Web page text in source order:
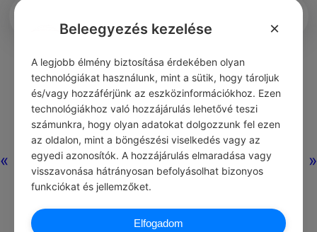
« »
Nincs még hozzászólás.
Beleegyezés kezelése ×
A legjobb élmény biztosítása érdekében olyan
technológiákat használunk, mint a sütik, hogy tároljuk
és/vagy hozzáférjünk az eszközinformációkhoz. Ezen
technológiákhoz való hozzájárulás lehetővé teszi
számunkra, hogy olyan adatokat dolgozzunk fel ezen
az oldalon, mint a böngészési viselkedés vagy az
egyedi azonosítók. A hozzájárulás elmaradása vagy
visszavonása hátrányosan befolyásolhat bizonyos
funkciókat és jellemzőket.
Elfogadom